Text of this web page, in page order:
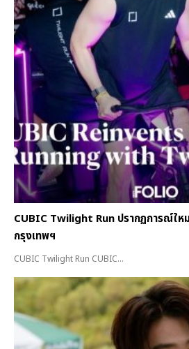
CUBIC Twilight Run ปรากฏการณ์ให
กรุงเทพฯ
CUBIC Twilight Run CUBIC...